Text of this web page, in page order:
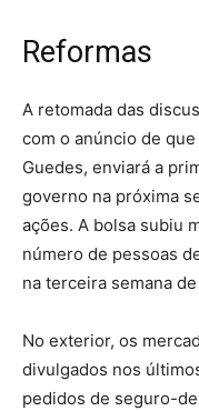
Reformas
A retomada das
com o anúncio de
Guedes, enviará a
governo na próxima
ações. A bolsa subiu
número de pessoas
na terceira semana
No exterior, os
divulgados nos
pedidos de seguro-